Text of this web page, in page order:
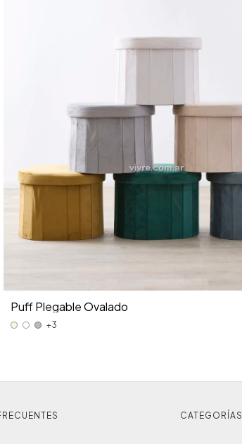
Puff Plegable Ovalado
+3
CATEGORÍAS